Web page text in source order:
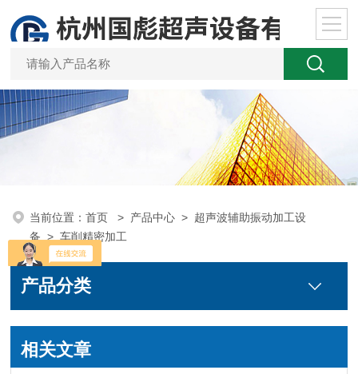
当前位置：首页 > 产品中心 > 超声波辅助振动加工设
备 >车削精密加工
产品分类
相关文章